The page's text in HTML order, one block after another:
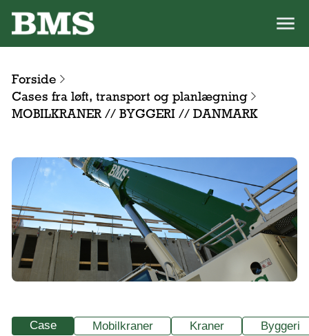
Forside
Cases fra løft, transport og planlægning
MOBILKRANER // BYGGERI // DANMARK
Case Mobilkraner Kraner Byggeri